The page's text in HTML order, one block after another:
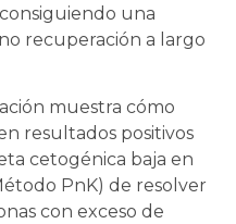
una
recuperación a largo
muestra cómo
resultados positivos
cetogénica baja en
PnK) de resolver
con exceso de